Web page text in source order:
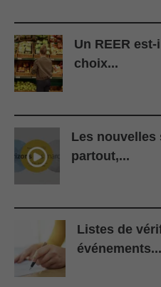
Un REER
choix...
Les nouvelles
partout,...
Listes de
événements...